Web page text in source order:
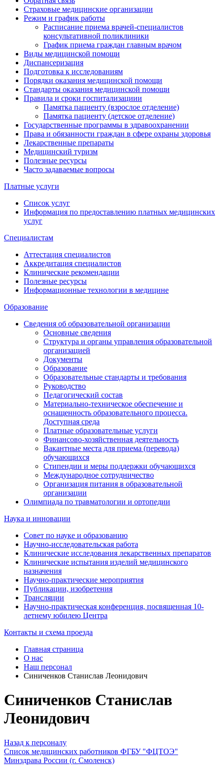
Страховые медицинские организации
Режим и график работы
Расписание приема врачей-специалистов
консультативной поликлиники
График приема граждан главным врачом
Виды медицинской помощи
Диспансеризация
Подготовка к исследованиям
Порядки оказания медицинской помощи
Стандарты оказания медицинской помощи
Правила и сроки госпитализациии
Памятка пациенту (взрослое отделение)
Памятка пациенту (детское отделение)
Государственные программы в здравоохранении
Права и обязанности граждан в сфере охраны здоровья
Лекарственные препараты
Медицинский туризм
Полезные ресурсы
Часто задаваемые вопросы
Платные услуги
Список услуг
Информация по предоставлению платных медицинских
услуг
Специалистам
Аттестация специалистов
Аккредитация специалистов
Клинические рекомендации
Полезные ресурсы
Информационные технологии в медицине
Образование
Сведения об образовательной организации
Основные сведения
Структура и органы управления образовательной
организацией
Документы
Образование
Образовательные стандарты и требования
Руководство
Педагогический состав
Материально-техническое обеспечение и
оснащенность образовательного процесса.
Доступная среда
Платные образовательные услуги
Финансово-хозяйственная деятельность
Вакантные места для приема (перевода)
обучающихся
Стипендии и меры поддержки обучающихся
Международное сотрудничество
Организация питания в образовательной
организации
Олимпиада по травматологии и ортопедии
Наука и инновации
Совет по науке и образованию
Научно-исследовательская работа
Клинические исследования лекарственных препаратов
Клинические испытания изделий медицинского
назначения
Научно-практические мероприятия
Публикации, изобретения
Трансляции
Научно-практическая конференция, посвященная 10-
летнему юбилею Центра
Контакты и схема проезда
Главная страница
О нас
Наш персонал
Синиченков Станислав Леонидович
Синиченков Станислав
Леонидович
Назад к персоналу
Список медицинских работников ФГБУ "ФЦТОЭ"
Минздрава России (г. Смоленск)